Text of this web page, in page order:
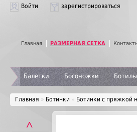
Войти зарегистрироваться
Главная РАЗМЕРНАЯ СЕТКА
Балетки Босоножки
Главная » Ботинки » Ботинки с пряжкой
˄